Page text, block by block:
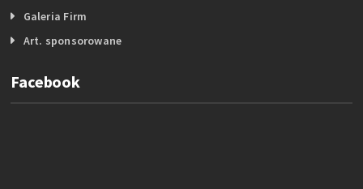
Galeria Firm
Art. sponsorowane
Facebook